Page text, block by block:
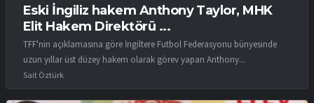
Eski İngiliz hakem Anthony Taylor, MHK
Elit Hakem Direktörü ...
TFF'nin açıklamasına göre İngiltere Futbol Federasyonu bünyesinde
uzun yıllar üst düzey hakem olarak görev yapan Anthony...
Sait Öztürk